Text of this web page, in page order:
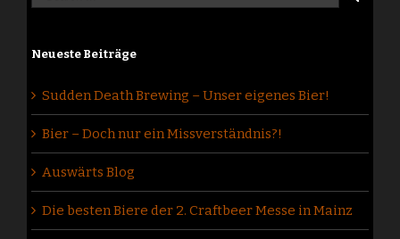
Neueste Beiträge
Sudden Death Brewing – Unser eigenes Bier!
Bier – Doch nur ein Missverständnis?!
Auswärts Blog
Die besten Biere der 2. Craftbeer Messe in Mainz